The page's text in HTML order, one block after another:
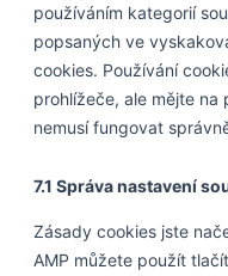
používáním kategorií
popsaných ve
cookies. Používání
prohlížeče, ale mějte na
nemusí fungovat
7.1 Správa nastavení
Zásady cookies jste
AMP můžete použít